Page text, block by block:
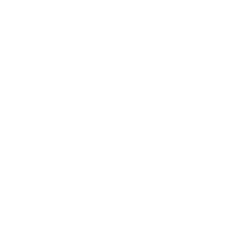
Personnalisez vos préférences pour